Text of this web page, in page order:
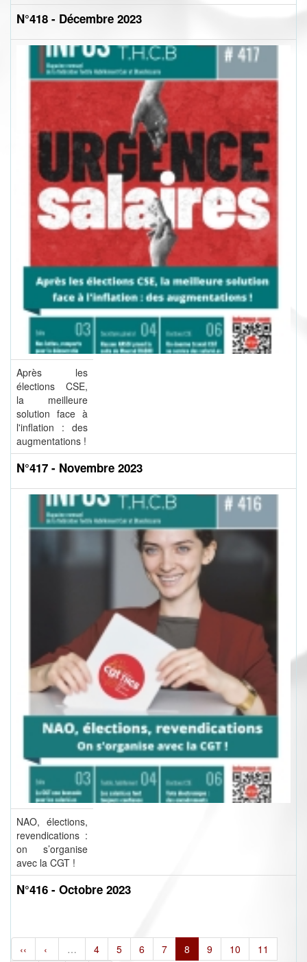
N°418 - Décembre 2023
Après les
élections CSE,
la meilleure
solution face à
l'inflation : des
augmentations !
N°417 - Novembre 2023
NAO, élections,
revendications :
on s’organise
avec la CGT !
N°416 - Octobre 2023
‹‹ ‹ … 4 5 6 7 8 9 10 11